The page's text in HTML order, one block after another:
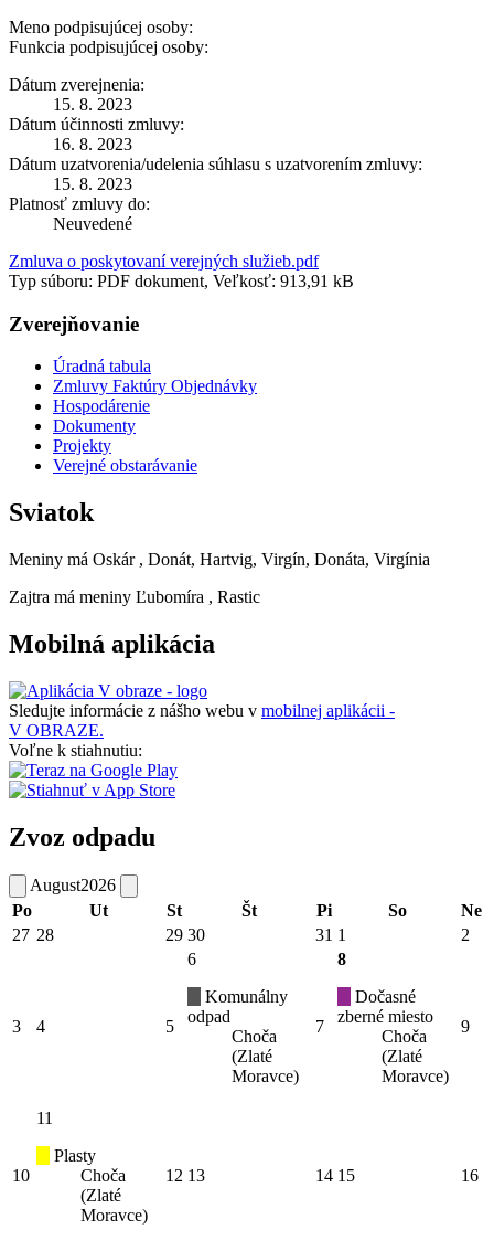
Meno podpisujúcej osoby:
Funkcia podpisujúcej osoby:
Dátum zverejnenia:
15. 8. 2023
Dátum účinnosti zmluvy:
16. 8. 2023
Dátum uzatvorenia/udelenia súhlasu s uzatvorením zmluvy:
15. 8. 2023
Platnosť zmluvy do:
Neuvedené
Zmluva o poskytovaní verejných služieb.pdf
Typ súboru: PDF dokument, Veľkosť: 913,91 kB
Zverejňovanie
Úradná tabula
Zmluvy Faktúry Objednávky
Hospodárenie
Dokumenty
Projekty
Verejné obstarávanie
Sviatok
Meniny má Oskár , Donát, Hartvig, Virgín, Donáta, Virgínia
Zajtra má meniny Ľubomíra , Rastic
Mobilná aplikácia
Sledujte informácie z nášho webu v mobilnej aplikácii -
V OBRAZE.
Voľne k stiahnutiu:
Zvoz odpadu
August2026
Po
Ut St Št Pi So
Ne
27 28 29 30 31 1 2
3 4 5
6
Komunálny
odpad
Choča
(Zlaté
Moravce)
7
8
Dočasné
zberné miesto
Choča
(Zlaté
Moravce)
9
10
11
Plasty
Choča
(Zlaté
Moravce)
12 13 14 15 16